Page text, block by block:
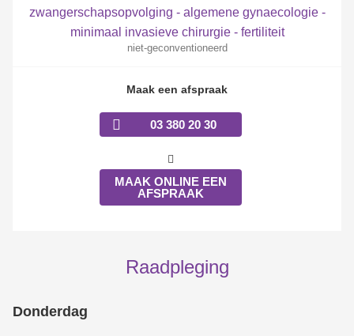
zwangerschapsopvolging - algemene gynaecologie -
minimaal invasieve chirurgie - fertiliteit
niet-geconventioneerd
Maak een afspraak
03 380 20 30
MAAK ONLINE EEN
AFSPRAAK
Raadpleging
Donderdag